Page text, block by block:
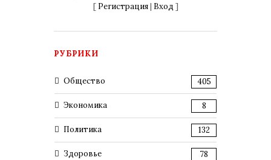
[ Регистрация| Вход ]
РУБРИКИ
Общество 405
Экономика 8
Политика 132
Здоровье 78